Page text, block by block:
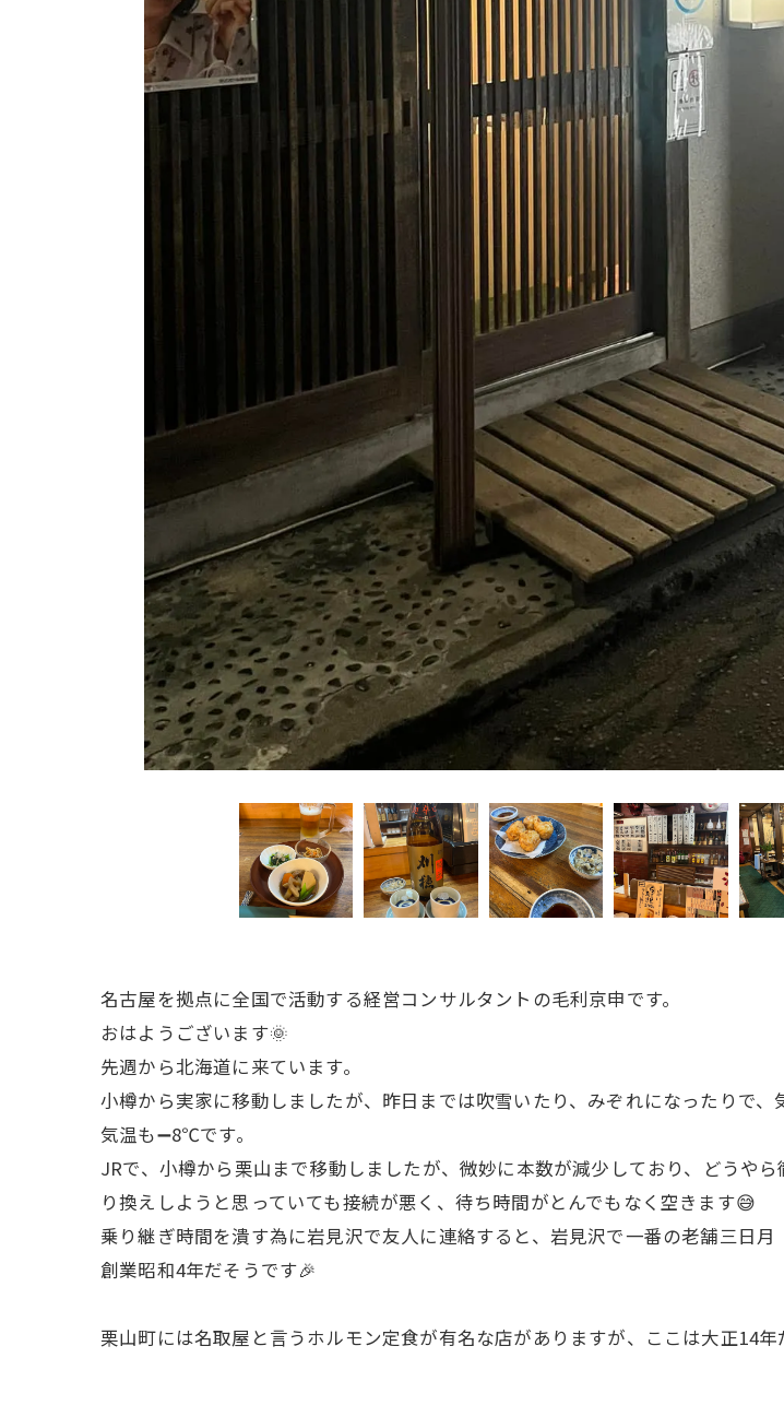
名古屋を拠点に全国で活動する経営コンサルタントの毛利京申です。
おはようございます🌞
先週から北海道に来ています。
小樽から実家に移動しましたが、昨日までは吹雪いたり、みぞれになったりで、
気温も➖8℃です。
JRで、小樽から栗山まで移動しましたが、微妙に本数が減少しており、どうや
り換えしようと思っていても接続が悪く、待ち時間がとんでもなく空きます😅
乗り継ぎ時間を潰す為に岩見沢で友人に連絡すると、岩見沢で一番の老舗三日月
創業昭和4年だそうです🎉
栗山町には名取屋と言うホルモン定食が有名な店がありますが、ここは大正14